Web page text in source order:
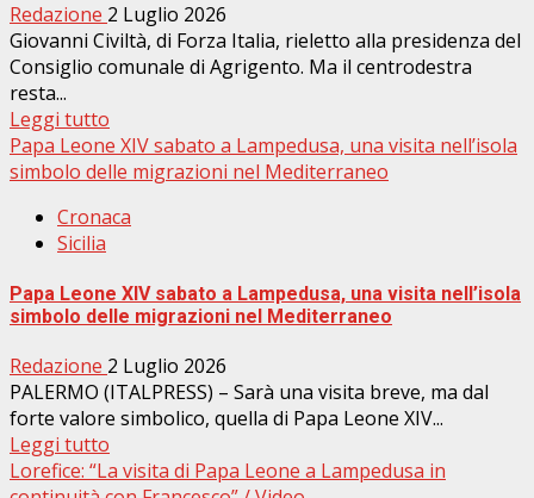
Redazione 2 Luglio 2026
Giovanni Civiltà, di Forza Italia, rieletto alla presidenza del
Consiglio comunale di Agrigento. Ma il centrodestra
resta...
Leggi tutto
Papa Leone XIV sabato a Lampedusa, una visita nell’isola
simbolo delle migrazioni nel Mediterraneo
Cronaca
Sicilia
Papa Leone XIV sabato a Lampedusa, una visita nell’isola
simbolo delle migrazioni nel Mediterraneo
Redazione 2 Luglio 2026
PALERMO (ITALPRESS) – Sarà una visita breve, ma dal
forte valore simbolico, quella di Papa Leone XIV...
Leggi tutto
Lorefice: “La visita di Papa Leone a Lampedusa in